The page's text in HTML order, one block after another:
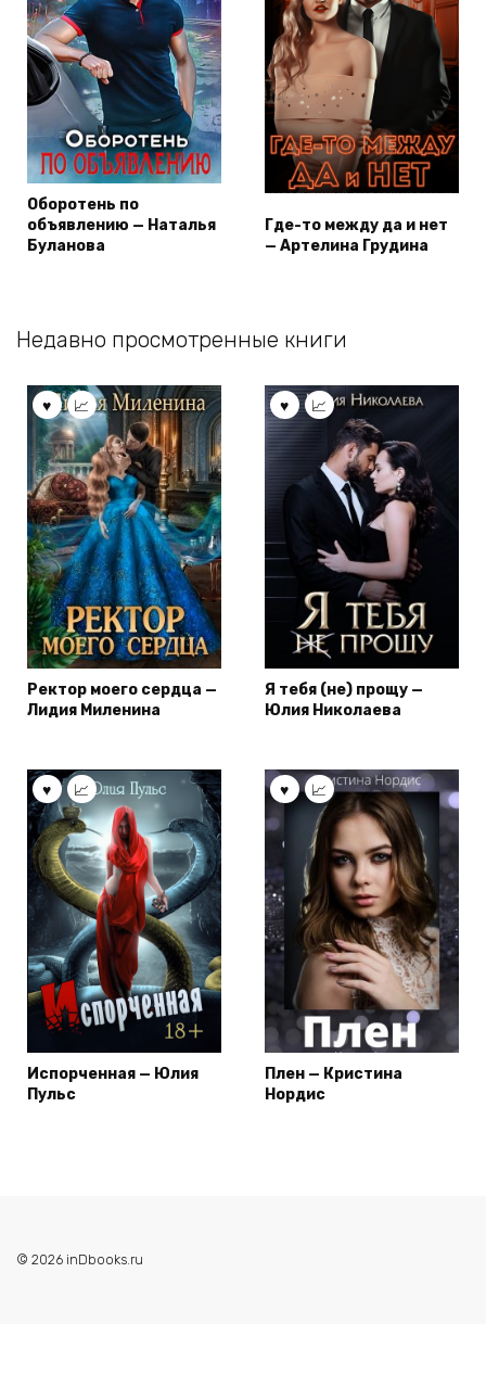
Оборотень по
объявлению — Наталья
Буланова
Где-то между да и нет
— Артелина Грудина
Недавно просмотренные книги
Ректор моего сердца —
Лидия Миленина
Я тебя (не) прощу —
Юлия Николаева
Испорченная — Юлия
Пульс
Плен — Кристина
Нордис
© 2026 inDbooks.ru